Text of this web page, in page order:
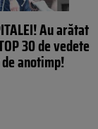
Au arătat
30 de vedete
anotimp!